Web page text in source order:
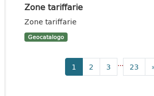
Zone tariffarie
Zone tariffarie
Geocatalogo
1 2 3 ... 23